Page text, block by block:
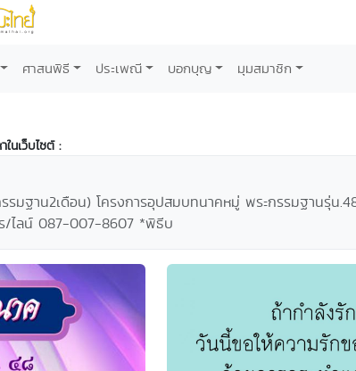
ศาสนพิธี ประเพณี บอกบุญ มุมสมาชิก
ในเว็บไซต์ :
ฐาน2เดือน) โครงการอุปสมบทนาคหมู่ พระกรรมฐานรุ่น.48
/ไลน์ 087-007-8607 *พิธีบ